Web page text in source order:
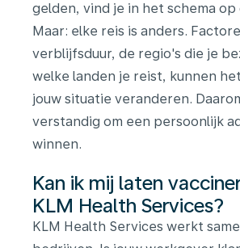
gelden, vind je in het schema op
Maar: elke reis is anders.
verblijfsduur, de regio's die je
welke landen je reist, kunnen
jouw situatie veranderen.
verstandig om een persoonlijk
winnen.
Kan ik mij laten
KLM Health Services?
KLM Health Services werkt